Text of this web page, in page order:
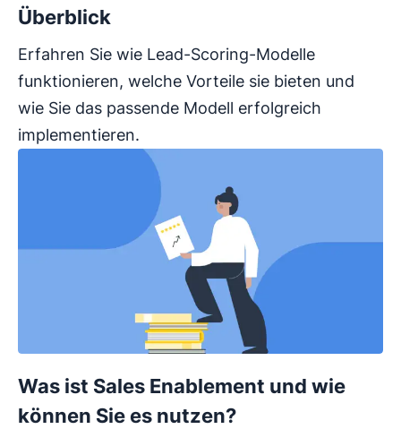
Überblick
Erfahren Sie wie Lead-Scoring-Modelle
funktionieren, welche Vorteile sie bieten und
wie Sie das passende Modell erfolgreich
implementieren.
Was ist Sales Enablement und wie
können Sie es nutzen?